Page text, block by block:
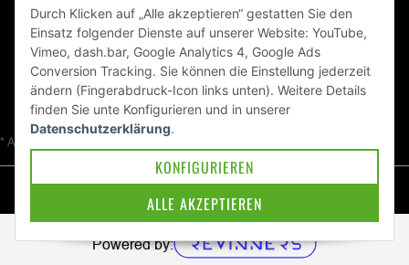
KAWASAKI WELT
Blog
* Alle Preise inkl. gesetzlicher USt., zzgl.
Powered by:
Durch Klicken auf „Alle akzeptieren“ gestatten Sie den
Einsatz folgender Dienste auf unserer Website: YouTube,
Vimeo, dash.bar, Google Analytics 4, Google Ads
Conversion Tracking. Sie können die Einstellung jederzeit
ändern (Fingerabdruck-Icon links unten). Weitere Details
finden Sie unte Konfigurieren und in unserer
Datenschutzerklärung.
ALLE AKZEPTIEREN
KONFIGURIEREN